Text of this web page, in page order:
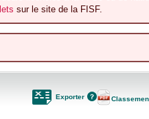
sur le site de la FISF.
Exporter